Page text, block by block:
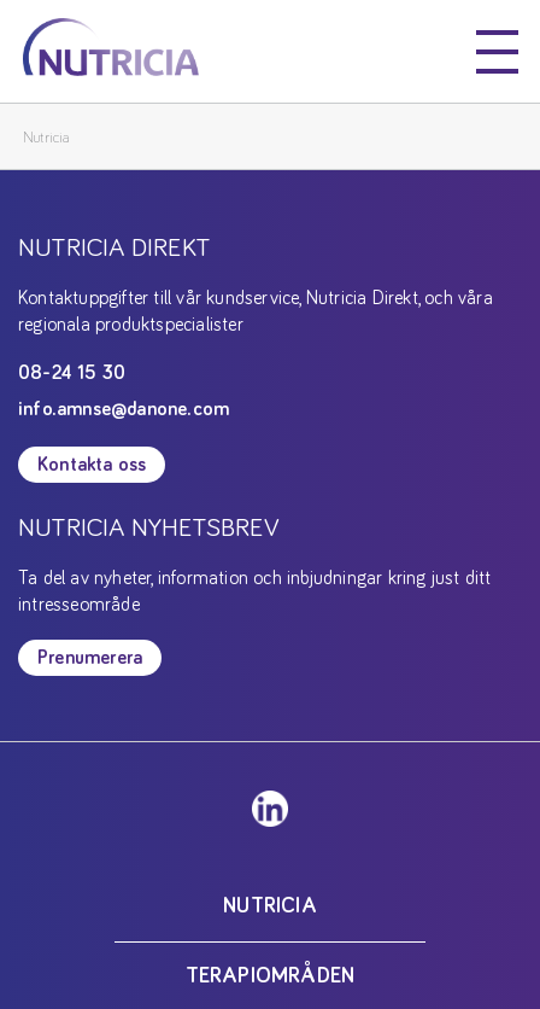
Nutricia
Nutricia
Nutricia
NUTRICIA DIREKT
Kontaktuppgifter till vår kundservice, Nutricia Direkt, och våra
regionala produktspecialister
08-24 15 30
info.amnse@danone.com
Kontakta oss
NUTRICIA NYHETSBREV
Ta del av nyheter, information och inbjudningar kring just ditt
intresseområde
Prenumerera
NUTRICIA
TERAPIOMRÅDEN